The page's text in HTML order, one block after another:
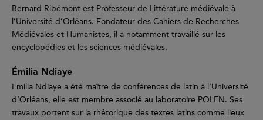
Bernard Ribémont est Professeur de Littérature médiévale à
l’Université d’Orléans. Fondateur des Cahiers de Recherches
Médiévales et Humanistes, il a notamment travaillé sur les
encyclopédies et les sciences médiévales.
Émilia Ndiaye
Emilia Ndiaye a été maître de conférences de latin à l’Université
d’Orléans, elle est membre associé au laboratoire POLEN. Ses
travaux portent sur la rhétorique des textes latins comme lieux